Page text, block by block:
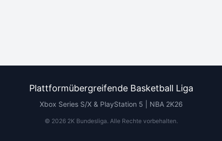
Plattformübergreifende Basketball Liga
Xbox Series S/X & PlayStation 5 | NBA 2K26
© 20262K Bundesliga. Alle Rechte vorbehalten.